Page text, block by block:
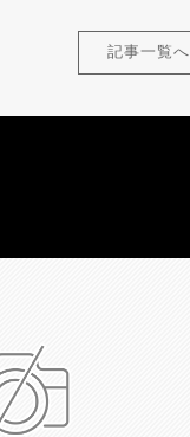
記事一覧へ